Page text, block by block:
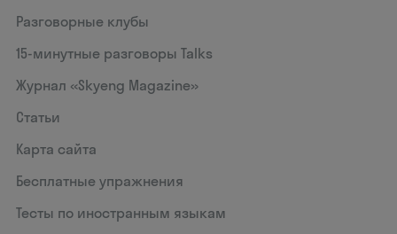
Разговорные клубы
15‑минутные разговоры Talks
Журнал «Skyeng Magazine»
Статьи
Карта сайта
Бесплатные упражнения
Тесты по иностранным языкам